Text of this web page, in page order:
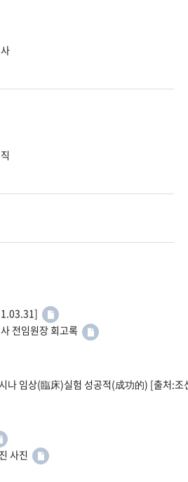
전임원장 회고록
나 임상(臨床)실험 성공적(成功的) [출처:
사진